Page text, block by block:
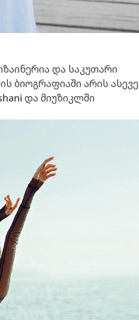
და საკუთარი
ბიოგრაფიაში არის ასევე
და მიუზიკლში